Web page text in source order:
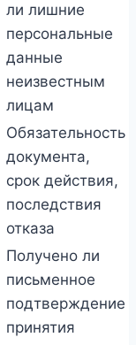
ли лишние
персональные
данные
неизвестным
лицам
Обязательность
документа,
срок действия,
последствия
отказа
Получено ли
письменное
подтверждение
принятия